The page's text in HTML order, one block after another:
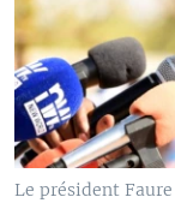
Le président